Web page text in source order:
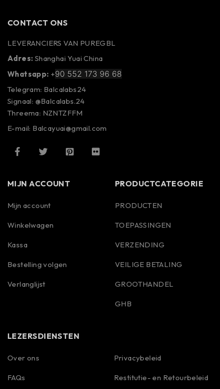
CONTACT ONS
LEVERANCIERS VAN PUREGBL
Adres: Shanghai Yuai China
Whatsapp: +90 552 173 96 68
Telegram: Balcalabs24
Signaal: @Balcalabs.24
Threema: NZNTZFFM
E-mail: Balcayuai@gmail.com
MIJN ACCOUNT
Mijn account
Winkelwagen
Kassa
Bestelling volgen
Verlanglijst
PRODUCTCATEGORIE
PRODUCTEN
TOEPASSINGEN
VERZENDING
VEILIGE BETALING
GROOTHANDEL
GHB
LEZERSDIENSTEN
Over ons
FAQs
Privacybeleid
Restitutie- en Retourbeleid